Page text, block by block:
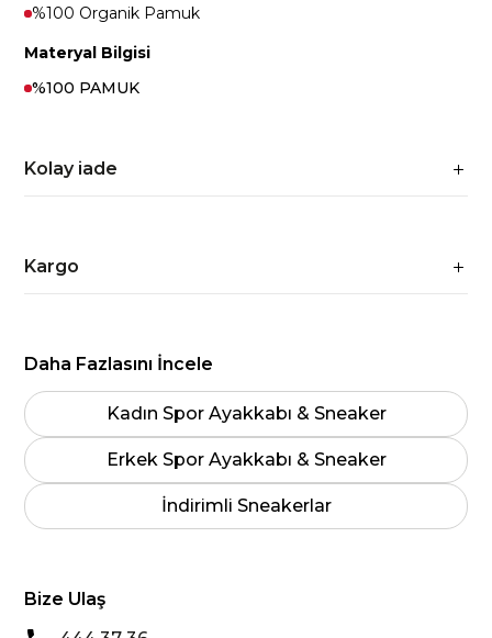
%100 Organik Pamuk
Materyal Bilgisi
%100 PAMUK
Kolay iade
Kargo
Daha Fazlasını İncele
Kadın Spor Ayakkabı & Sneaker
Erkek Spor Ayakkabı & Sneaker
İndirimli Sneakerlar
Bize Ulaş